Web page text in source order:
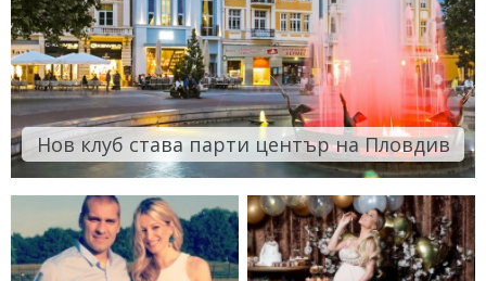
Нов клуб става парти център на Пловдив